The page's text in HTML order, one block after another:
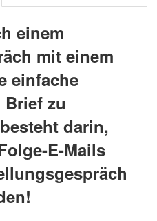
einem
mit einem
einfache
zu
darin,
E-Mails